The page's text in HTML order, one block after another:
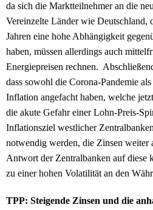
da sich die Marktteilnehmer an die
Vereinzelte Länder wie Deutschland,
Jahren eine hohe Abhängigkeit
haben, müssen allerdings auch
Energiepreisen rechnen.
dass sowohl die Corona-Pandemie
Inflation angefacht haben, welche
die akute Gefahr einer Lohn-Preis-
Inflationsziel westlicher
notwendig werden, die Zinsen weiter
Antwort der Zentralbanken auf diese
zu einer hohen Volatilität an den
TPP: Steigende Zinsen und die